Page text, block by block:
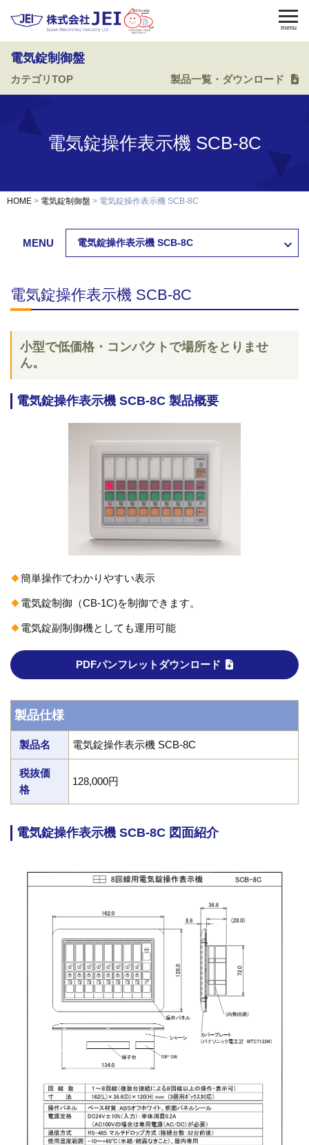
認証端末
menu
電気錠制御盤
カテゴリTOP 製品一覧・ダウンロード
電気錠操作表示機 SCB-8C
HOME 電気錠制御盤 電気錠操作表示機 SCB-8C
MENU 電気錠操作表示機 SCB-8C
電気錠操作表示機 SCB-8C
小型で低価格・コンパクトで場所をとりませ
ん。
電気錠操作表示機 SCB-8C 製品概要
簡単操作でわかりやすい表示
電気錠制御（CB-1C)を制御できます。
電気錠副制御機としても運用可能
PDFパンフレットダウンロード
製品仕様
製品名 電気錠操作表示機 SCB-8C
税抜価
格
128,000円
電気錠操作表示機 SCB-8C 図面紹介